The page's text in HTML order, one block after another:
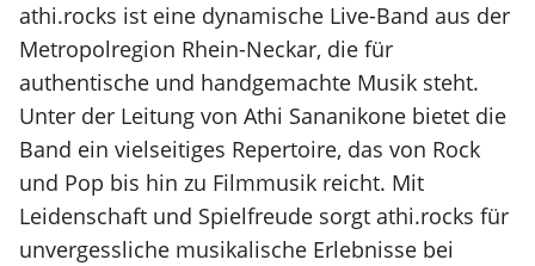
athi.rocks ist eine dynamische Live-Band aus der
Metropolregion Rhein-Neckar, die für
authentische und handgemachte Musik steht.
Unter der Leitung von Athi Sananikone bietet die
Band ein vielseitiges Repertoire, das von Rock
und Pop bis hin zu Filmmusik reicht. Mit
Leidenschaft und Spielfreude sorgt athi.rocks für
unvergessliche musikalische Erlebnisse bei